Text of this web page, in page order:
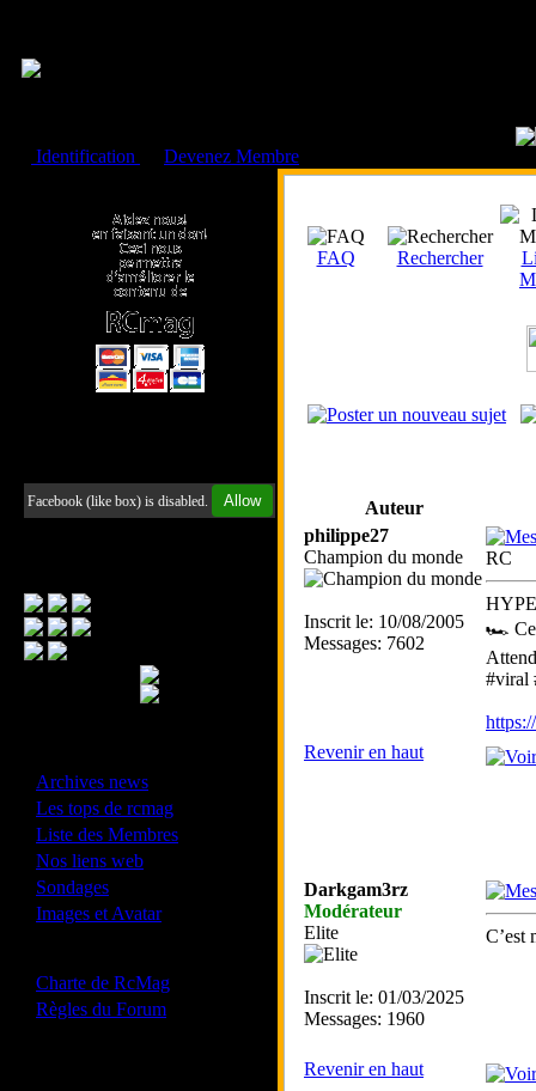
Identification
Devenez Membre
Facebook (like box) is disabled. Allow
Archives news
Les tops de rcmag
Liste des Membres
Nos liens web
Sondages
Images et Avatar
Charte de RcMag
Règles du Forum
FAQ Rechercher
Auteur
philippe27
Champion du monde
Inscrit le: 10/08/2005
Messages: 7602
RC
🏎️
#viral
Revenir en haut
Darkgam3rz
Modérateur
Elite
Inscrit le: 01/03/2025
Messages: 1960
C’est
Revenir en haut